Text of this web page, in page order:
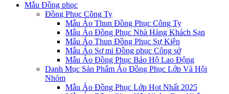
Mẫu Đồng phục
Đồng Phục Công Ty
Mẫu Áo Thun Đồng Phục Công Ty
Mẫu Áo Đồng Phục Nhà Hàng Khách Sạn
Mẫu Áo Thun Đồng Phục Sự Kiện
Mẫu Áo Sơ mi Đồng phục Công sở
Mẫu Áo Đồng Phục Bảo Hộ Lao Động
Danh Mục Sản Phẩm Áo Đồng Phục Lớp Và Hội
Nhóm
Mẫu Áo Đồng Phục Lớp Hot Nhất 2025